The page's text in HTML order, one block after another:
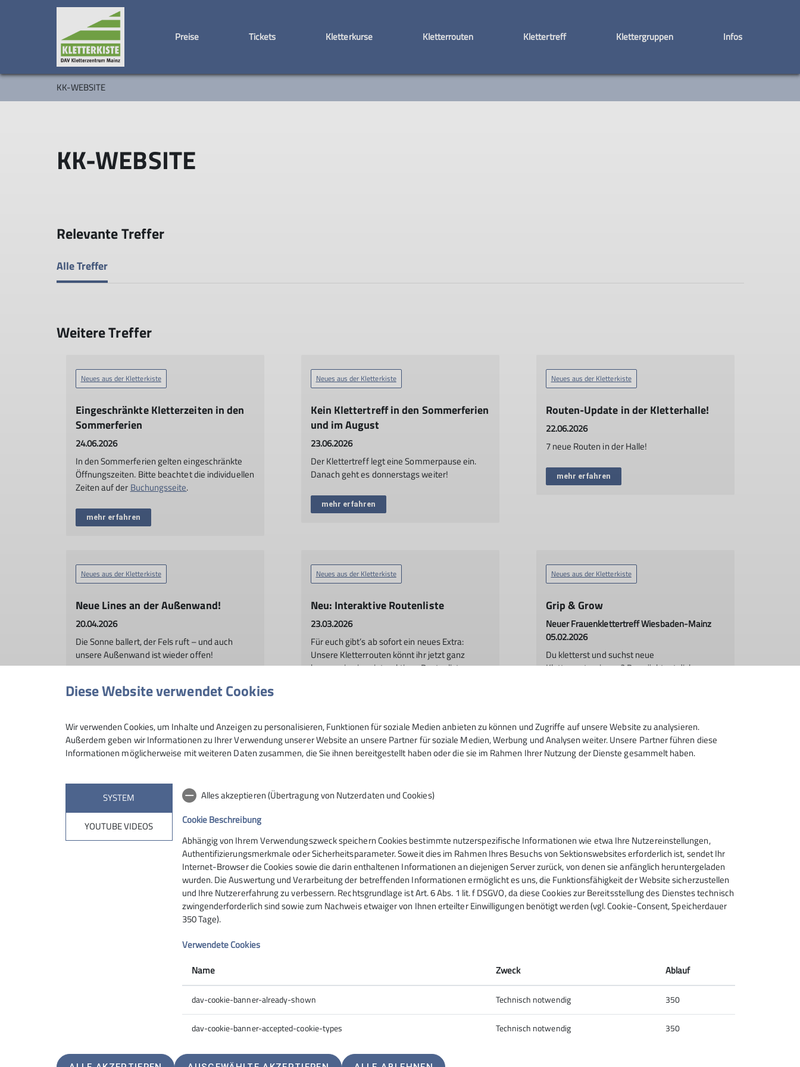
Preise Tickets Kletterkurse Kletterrouten Klettertreff Klettergruppen Infos
KK-WEBSITE
KK-WEBSITE
Relevante Treffer
Alle Treffer
Weitere Treffer
Neues aus der Kletterkiste
Eingeschränkte Kletterzeiten in den
Sommerferien
24.06.2026
In den Sommerferien gelten eingeschränkte
Öffnungszeiten. Bitte beachtet die individuellen
Zeiten auf der Buchungsseite.
mehr erfahren
Neues aus der Kletterkiste
Kein Klettertreff in den Sommerferien
und im August
23.06.2026
Der Klettertreff legt eine Sommerpause ein.
Danach geht es donnerstags weiter!
mehr erfahren
Neues aus der Kletterkiste
Routen-Update in der Kletterhalle!
22.06.2026
7 neue Routen in der Halle!
mehr erfahren
Neues aus der Kletterkiste
Neue Lines an der Außenwand!
20.04.2026
Die Sonne ballert, der Fels ruft – und auch
unsere Außenwand ist wieder offen!
mehr erfahren
Neues aus der Kletterkiste
Neu: Interaktive Routenliste
23.03.2026
Für euch gibt’s ab sofort ein neues Extra:
Unsere Kletterrouten könnt ihr jetzt ganz
bequem in einer interaktiven Routenliste
Neues aus der Kletterkiste
Grip & Grow
Neuer Frauenklettertreff Wiesbaden-Mainz
05.02.2026
Du kletterst und suchst neue
Kletterpartnerinnen? Du möchtest dich
mehr erfahren
Andere Themen
Bergsport Gruppen
News Programm Sicher unterwegs Startseite Top-Thema Tourenbericht Vereinsseite Vielfalt und Toleranz Vortrag Wandern Wintersport
DAV Sektion Mainz
Alpinsportladen Mainz
Kletterhalle der Sektion Mainz
Diese Website verwendet Cookies
Wir verwenden Cookies, um Inhalte und Anzeigen zu personalisieren, Funktionen für soziale Medien anbieten zu können und Zugriffe auf unsere Website zu analysieren.
Außerdem geben wir Informationen zu Ihrer Verwendung unserer Website an unsere Partner für soziale Medien, Werbung und Analysen weiter. Unsere Partner führen diese
Informationen möglicherweise mit weiteren Daten zusammen, die Sie ihnen bereitgestellt haben oder die sie im Rahmen Ihrer Nutzung der Dienste gesammelt haben.
SYSTEM
YOUTUBE VIDEOS
Alles akzeptieren (Übertragung von Nutzerdaten und Cookies)
Cookie Beschreibung
Abhängig von Ihrem Verwendungszweck speichern Cookies bestimmte nutzerspezifische Informationen wie etwa Ihre Nutzereinstellungen,
Authentifizierungsmerkmale oder Sicherheitsparameter. Soweit dies im Rahmen Ihres Besuchs von Sektionswebsites erforderlich ist, sendet Ihr
Internet-Browser die Cookies sowie die darin enthaltenen Informationen an diejenigen Server zurück, von denen sie anfänglich heruntergeladen
wurden. Die Auswertung und Verarbeitung der betreffenden Informationen ermöglicht es uns, die Funktionsfähigkeit der Website sicherzustellen
und Ihre Nutzererfahrung zu verbessern. Rechtsgrundlage ist Art. 6 Abs. 1 lit. f DSGVO, da diese Cookies zur Bereitsstellung des Dienstes technisch
zwingenderforderlich sind sowie zum Nachweis etwaiger von Ihnen erteilter Einwilligungen benötigt werden (vgl. Cookie-Consent, Speicherdauer
350 Tage).
Verwendete Cookies
Name
Zweck Ablauf
dav-cookie-banner-already-shown Technisch notwendig 350
dav-cookie-banner-accepted-cookie-types Technisch notwendig 350